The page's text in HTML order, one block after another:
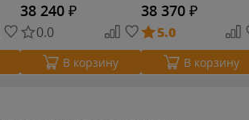
38 240 ₽
0.0
В корзину
38 370 ₽
5.0
В корзину